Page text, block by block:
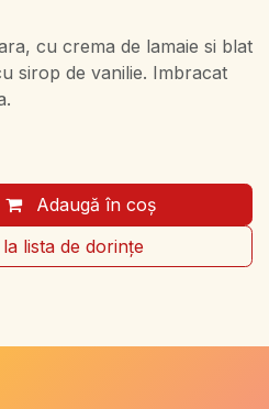
cu crema de lamaie si blat
sirop de vanilie. Imbracat
Adaugă în coș
lista de dorințe